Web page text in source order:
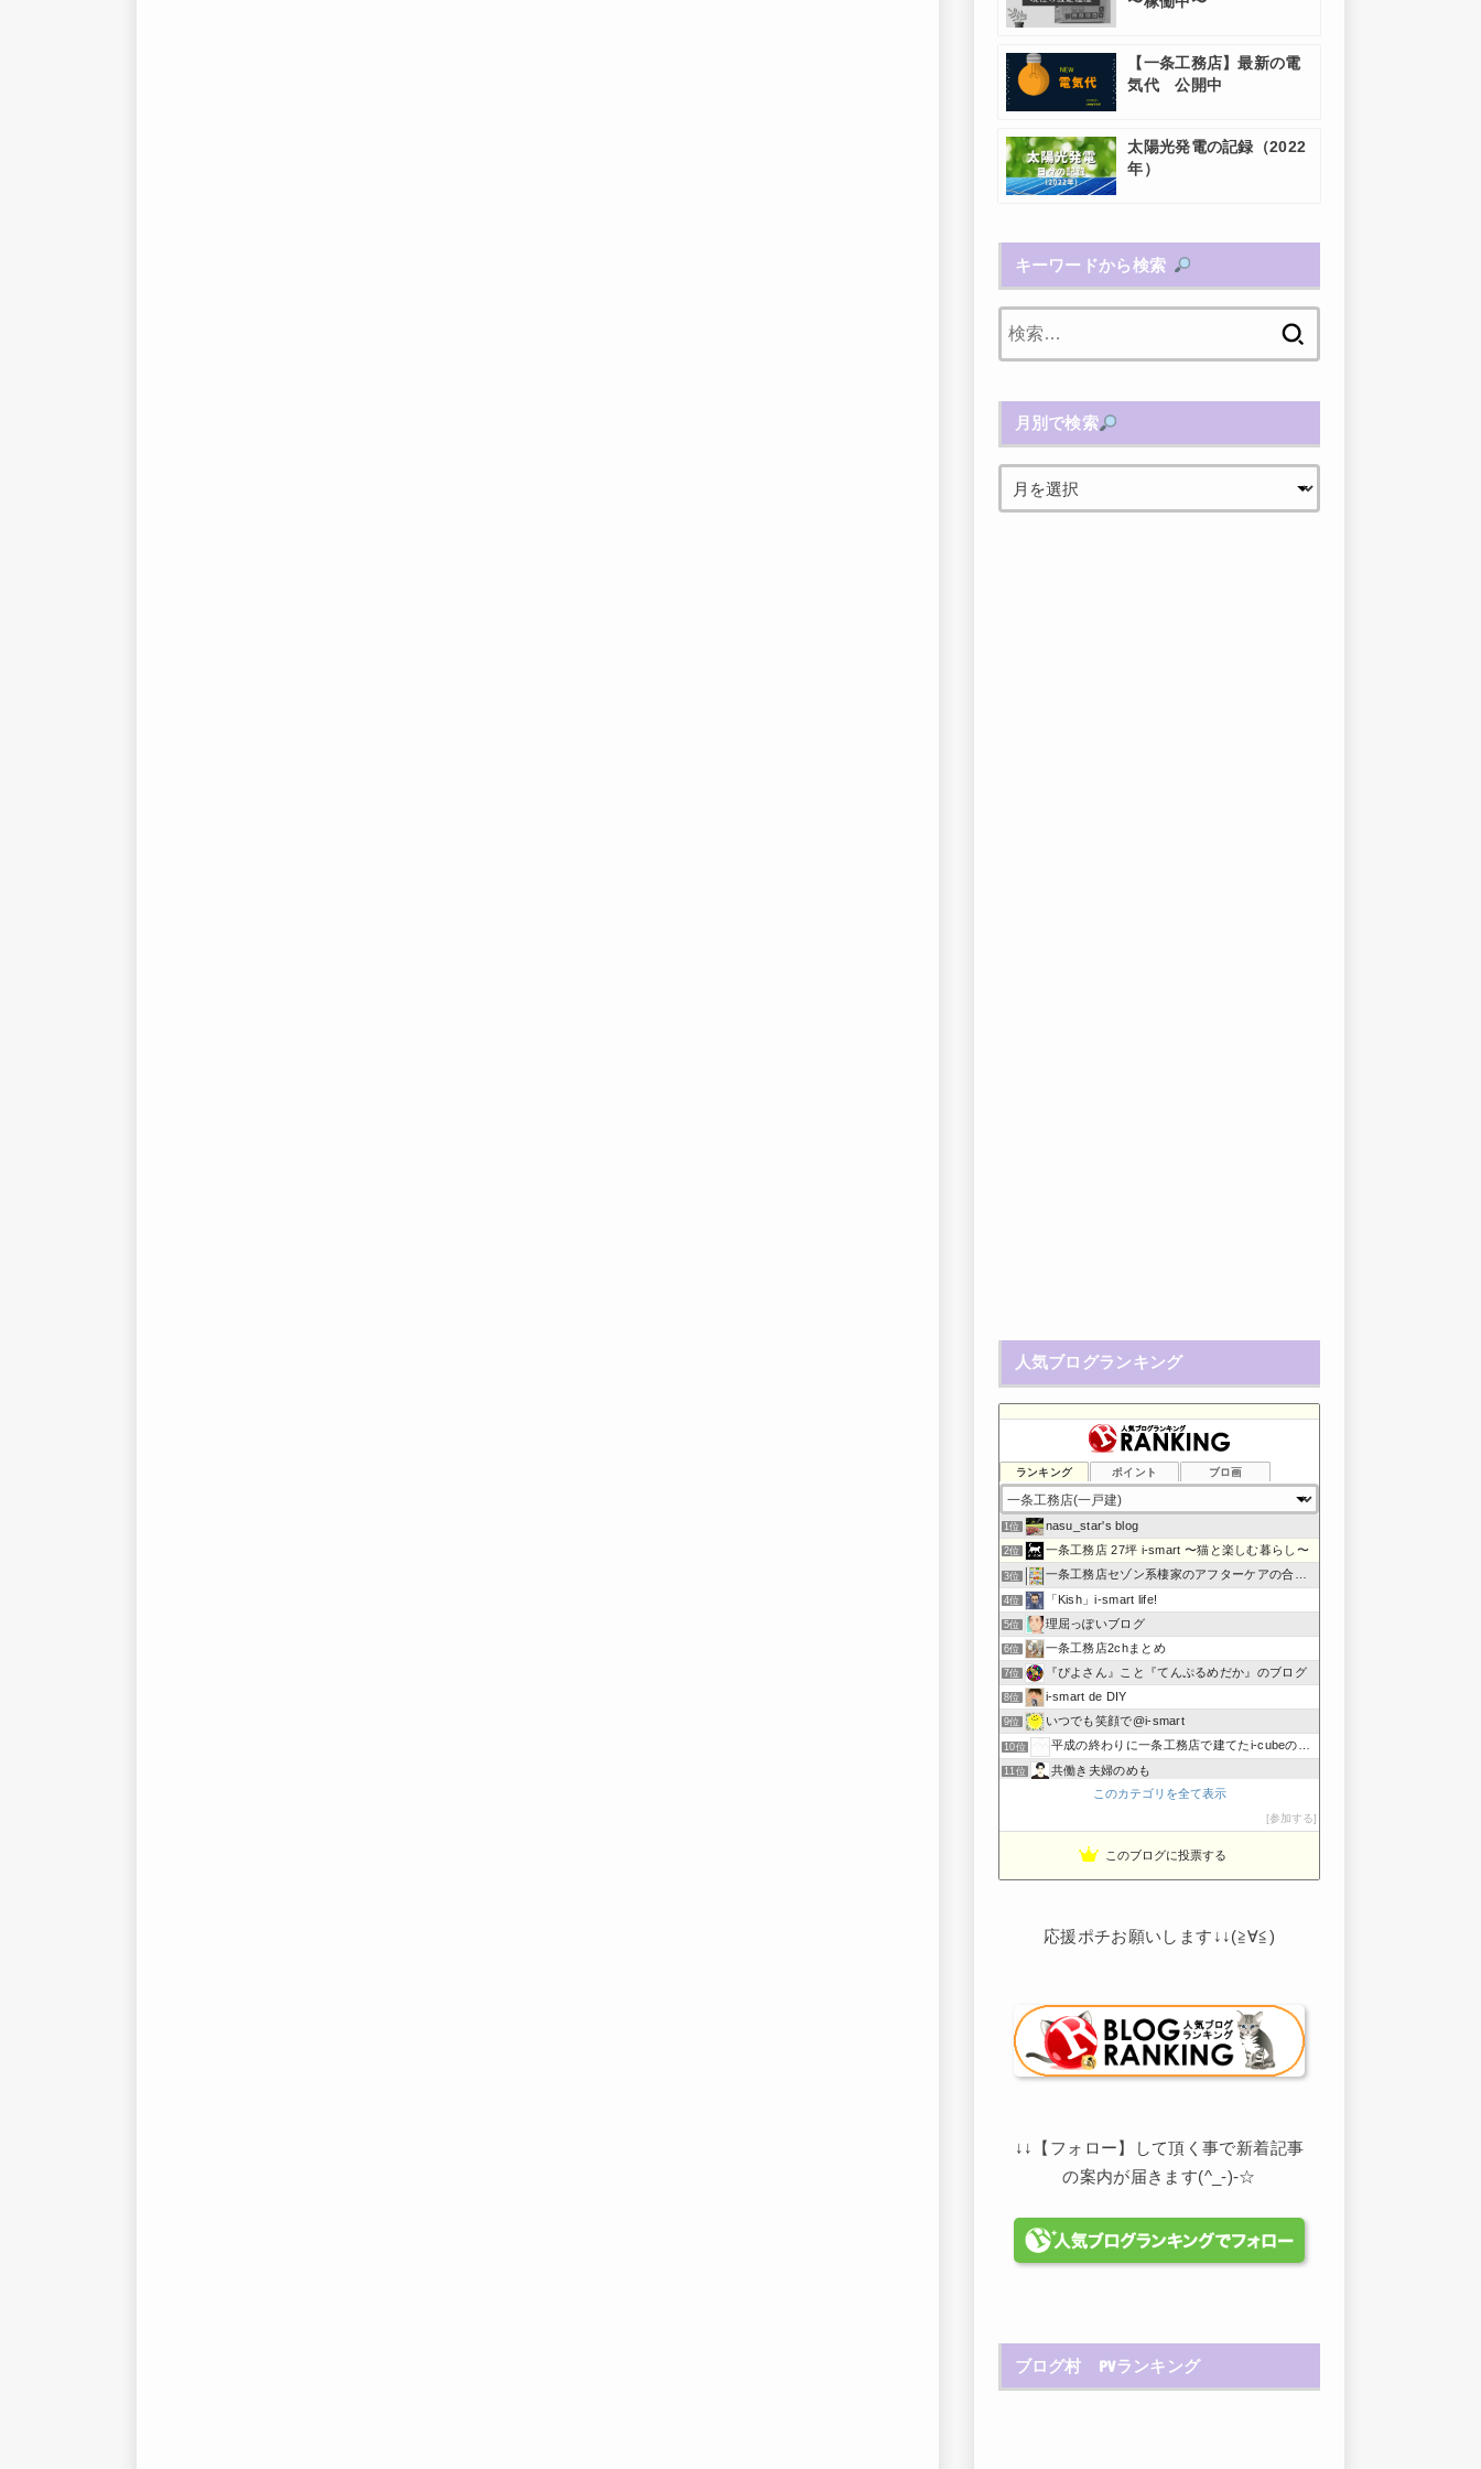
【一条工務店】最新の電
気代 公開中
太陽光発電の記録（2022
年）
キーワードから検索
月別で検索
人気ブログランキング
ランキング ポイント ブロ画
1位 nasu_star's blog
2位 一条工務店 27坪 i-smart 〜猫と楽しむ暮らし〜
3位 一条工務店セゾン系棲家のアフターケアの合間に綴るブログ
4位 「Kish」i-smart life!
5位 理屈っぽいブログ
6位 一条工務店2chまとめ
7位 『ぴよさん』こと『てんぷるめだか』のブログ
8位 i-smart de DIY
9位 いつでも笑顔で@i-smart
10位 平成の終わりに一条工務店で建てたi-cubeのブログ
11位 共働き夫婦のめも
i-smartに首ったけブログ
わたしの家づくり│ハウスメーカーで注文住宅を建てよう
このカテゴリを全て表示
参加する
このブログに投票する
応援ポチお願いします↓↓(≧∀≦)
↓↓【フォロー】して頂く事で新着記事
の案内が届きます(^_-)-☆
ブログ村 PVランキング